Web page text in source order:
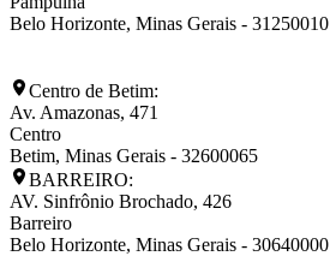
Belo Horizonte, Minas Gerais - 31250010
Centro de Betim:
Av. Amazonas, 471
Centro
Betim, Minas Gerais - 32600065
BARREIRO:
AV. Sinfrônio Brochado, 426
Barreiro
Belo Horizonte, Minas Gerais - 30640000